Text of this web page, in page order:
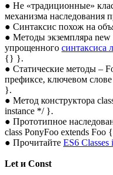
● Не «традиционные»
механизма наследования
● Синтаксис похож на
● Методы экземпляра
упрощенного синтаксиса
{} }.
● Статические методы –
префиксе, ключевом
}.
● Метод конструктора
instance */ }.
● Прототипное
class PonyFoo extends Foo
● Прочитайте ES6 Classes
Let и Const